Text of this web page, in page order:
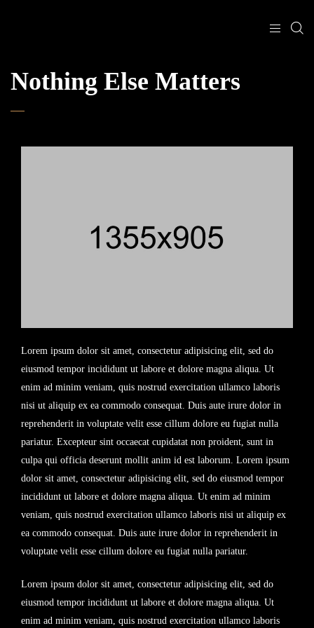
Nothing Else Matters
Lorem ipsum dolor sit amet, consectetur adipisicing elit, sed do
eiusmod tempor incididunt ut labore et dolore magna aliqua. Ut
enim ad minim veniam, quis nostrud exercitation ullamco laboris
nisi ut aliquip ex ea commodo consequat. Duis aute irure dolor in
reprehenderit in voluptate velit esse cillum dolore eu fugiat nulla
pariatur. Excepteur sint occaecat cupidatat non proident, sunt in
culpa qui officia deserunt mollit anim id est laborum. Lorem ipsum
dolor sit amet, consectetur adipisicing elit, sed do eiusmod tempor
incididunt ut labore et dolore magna aliqua. Ut enim ad minim
veniam, quis nostrud exercitation ullamco laboris nisi ut aliquip ex
ea commodo consequat. Duis aute irure dolor in reprehenderit in
voluptate velit esse cillum dolore eu fugiat nulla pariatur.
Lorem ipsum dolor sit amet, consectetur adipisicing elit, sed do
eiusmod tempor incididunt ut labore et dolore magna aliqua. Ut
enim ad minim veniam, quis nostrud exercitation ullamco laboris